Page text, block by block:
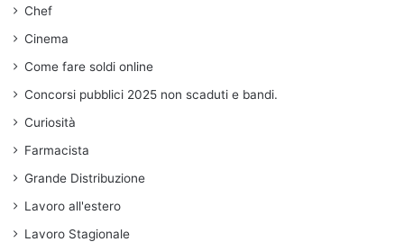
Chef
Cinema
Come fare soldi online
Concorsi pubblici 2025 non scaduti e bandi.
Curiosità
Farmacista
Grande Distribuzione
Lavoro all'estero
Lavoro Stagionale